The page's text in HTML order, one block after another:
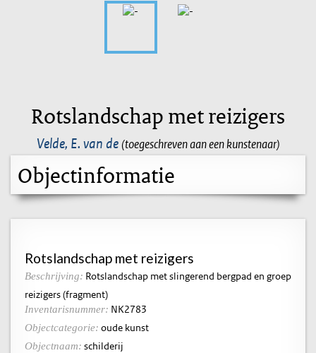
Rotslandschap met reizigers
Velde, E. van de (toegeschreven aan een kunstenaar)
Objectinformatie
Rotslandschap met reizigers
Beschrijving: Rotslandschap met slingerend bergpad en groep
reizigers (fragment)
Inventarisnummer: NK2783
Objectcategorie: oude kunst
Objectnaam: schilderij